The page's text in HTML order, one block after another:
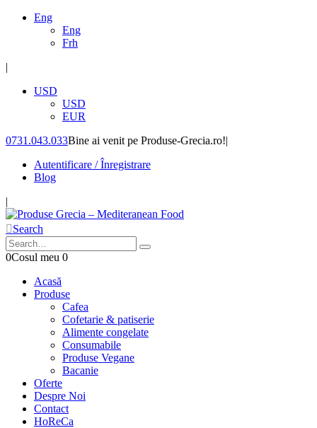
Eng
Eng
Frh
|
USD
USD
EUR
0731.043.033Bine ai venit pe Produse-Grecia.ro!|
Autentificare / Înregistrare
Blog
|
Search
0Cosul meu 0
Acasă
Produse
Cafea
Cofetarie & patiserie
Alimente congelate
Consumabile
Produse Vegane
Bacanie
Oferte
Despre Noi
Contact
HoReCa